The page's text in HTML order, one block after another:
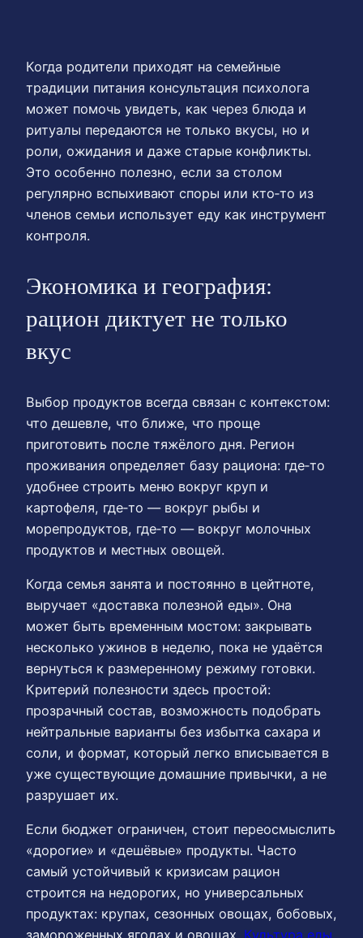
Когда родители приходят на семейные
традиции питания консультация психолога
может помочь увидеть, как через блюда и
ритуалы передаются не только вкусы, но и
роли, ожидания и даже старые конфликты.
Это особенно полезно, если за столом
регулярно вспыхивают споры или кто‑то из
членов семьи использует еду как инструмент
контроля.
Экономика и география:
рацион диктует не только
вкус
Выбор продуктов всегда связан с контекстом:
что дешевле, что ближе, что проще
приготовить после тяжёлого дня. Регион
проживания определяет базу рациона: где‑то
удобнее строить меню вокруг круп и
картофеля, где‑то — вокруг рыбы и
морепродуктов, где‑то — вокруг молочных
продуктов и местных овощей.
Когда семья занята и постоянно в цейтноте,
выручает «доставка полезной еды». Она
может быть временным мостом: закрывать
несколько ужинов в неделю, пока не удаётся
вернуться к размеренному режиму готовки.
Критерий полезности здесь простой:
прозрачный состав, возможность подобрать
нейтральные варианты без избытка сахара и
соли, и формат, который легко вписывается в
уже существующие домашние привычки, а не
разрушает их.
Если бюджет ограничен, стоит переосмыслить
«дорогие» и «дешёвые» продукты. Часто
самый устойчивый к кризисам рацион
строится на недорогих, но универсальных
продуктах: крупах, сезонных овощах, бобовых,